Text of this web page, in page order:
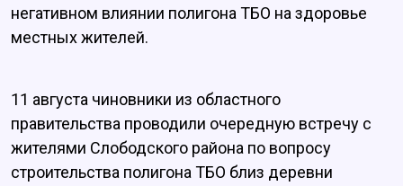
негативном влиянии полигона ТБО на здоровье
местных жителей.
11 августа чиновники из областного
правительства проводили очередную встречу с
жителями Слободского района по вопросу
строительства полигона ТБО близ деревни